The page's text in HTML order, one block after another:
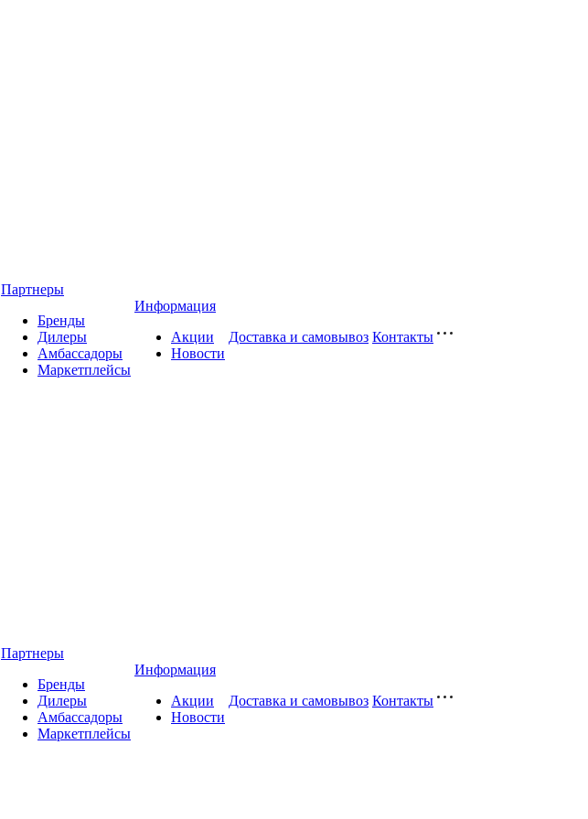
Партнеры
Бренды
Дилеры
Амбассадоры
Маркетплейсы
Информация
Акции
Новости
Доставка и самовывоз Контакты
Партнеры
Бренды
Дилеры
Амбассадоры
Маркетплейсы
Информация
Акции
Новости
Доставка и самовывоз Контакты